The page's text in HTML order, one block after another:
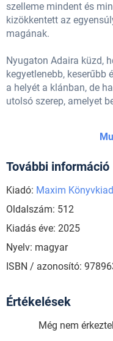
szelleme mindent és
kizökkentett az
magának.
Nyugaton Adaira küzd,
kegyetlenebb, keserűbb
a helyét a klánban, de
utolsó szerep, amelyet
További információ
Kiadó: Maxim
Oldalszám: 512
Kiadás éve: 2025
Nyelv: magyar
ISBN / azonosító:
Értékelések
Még nem